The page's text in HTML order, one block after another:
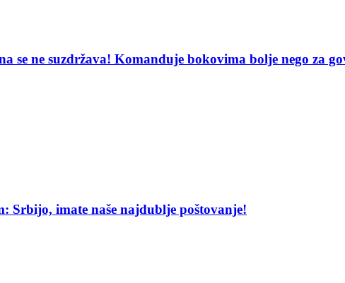
se ne suzdržava! Komanduje bokovima bolje nego za
Srbijo, imate naše najdublje poštovanje!